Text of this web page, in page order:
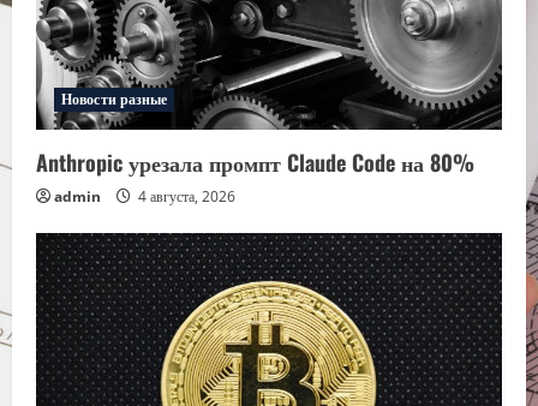
Новости разные
Anthropic урезала промпт Claude Code на 80%
admin 4 августа, 2026